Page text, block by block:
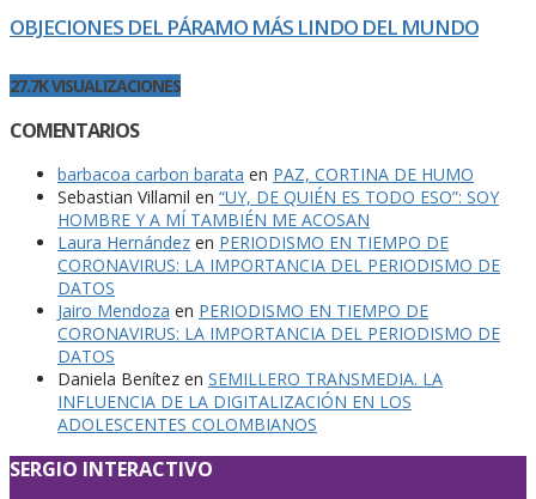
OBJECIONES DEL PÁRAMO MÁS LINDO DEL MUNDO
27.7K VISUALIZACIONES
COMENTARIOS
barbacoa carbon barata en PAZ, CORTINA DE HUMO
Sebastian Villamil en “UY, DE QUIÉN ES TODO ESO”: SOY
HOMBRE Y A MÍ TAMBIÉN ME ACOSAN
Laura Hernández en PERIODISMO EN TIEMPO DE
CORONAVIRUS: LA IMPORTANCIA DEL PERIODISMO DE
DATOS
Jairo Mendoza en PERIODISMO EN TIEMPO DE
CORONAVIRUS: LA IMPORTANCIA DEL PERIODISMO DE
DATOS
Daniela Benítez en SEMILLERO TRANSMEDIA. LA
INFLUENCIA DE LA DIGITALIZACIÓN EN LOS
ADOLESCENTES COLOMBIANOS
SERGIO INTERACTIVO